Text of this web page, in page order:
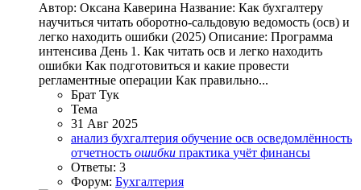
Автор: Оксана Каверина Название: Как бухгалтеру
научиться читать оборотно-сальдовую ведомость (осв) и
легко находить ошибки (2025) Описание: Программа
интенсива День 1. Как читать осв и легко находить
ошибки Как подготовиться и какие провести
регламентные операции Как правильно...
Брат Тук
Тема
31 Авг 2025
анализ бухгалтерия обучение осв осведомлённость
отчетность ошибки практика учёт финансы
Ответы: 3
Форум: Бухгалтерия